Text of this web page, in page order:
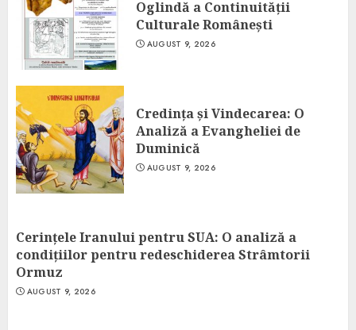
Oglindă a Continuității
Culturale Românești
AUGUST 9, 2026
Credința și Vindecarea: O
Analiză a Evangheliei de
Duminică
AUGUST 9, 2026
Cerințele Iranului pentru SUA: O analiză a
condițiilor pentru redeschiderea Strâmtorii
Ormuz
AUGUST 9, 2026